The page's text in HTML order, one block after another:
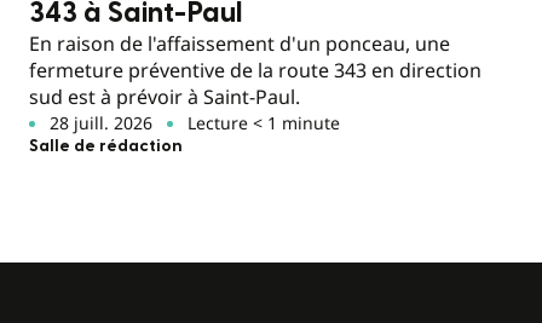
343 à Saint-Paul
En raison de l'affaissement d'un ponceau, une
fermeture préventive de la route 343 en direction
sud est à prévoir à Saint-Paul.
28 juill. 2026 Lecture < 1 minute
Salle de rédaction